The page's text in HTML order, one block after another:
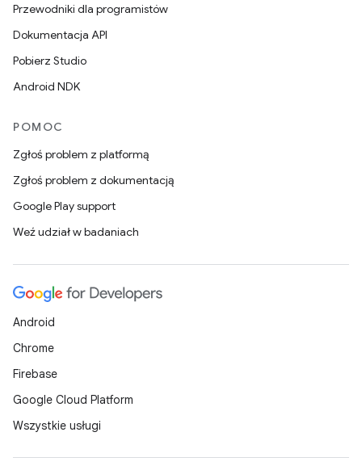
Przewodniki dla programistów
Dokumentacja API
Pobierz Studio
Android NDK
POMOC
Zgłoś problem z platformą
Zgłoś problem z dokumentacją
Google Play support
Weź udział w badaniach
Android
Chrome
Firebase
Google Cloud Platform
Wszystkie usługi